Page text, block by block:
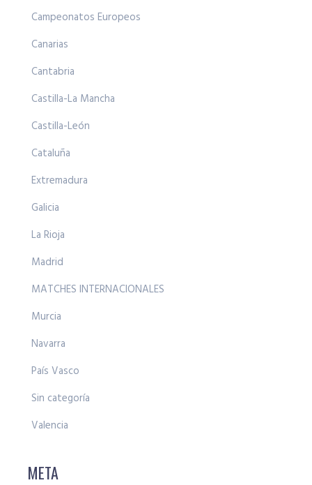
Campeonatos Europeos
Canarias
Cantabria
Castilla-La Mancha
Castilla-León
Cataluña
Extremadura
Galicia
La Rioja
Madrid
MATCHES INTERNACIONALES
Murcia
Navarra
País Vasco
Sin categoría
Valencia
META